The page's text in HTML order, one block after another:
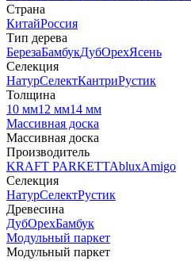
Страна
КитайРоссия
Тип дерева
БерезаБамбукДубОрехЯсень
Селекция
НатурСелектКантриРустик
Толщина
10 мм12 мм14 мм
Массивная доска
Массивная доска
Производитель
KRAFT PARKETTAbluxAmigo
Селекция
НатурСелектРустик
Древесина
ДубОрехБамбук
Модульный паркет
Модульный паркет